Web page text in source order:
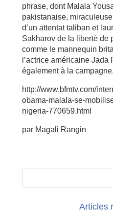
phrase, dont Malala
pakistanaise,
d’un attentat taliban et
Sakharov de la liberté de
comme le mannequin
l’actrice américaine
également à la campagne.
http://www.bfmtv.com/
obama-malala-se-
nigeria-770659.html
par Magali Rangin
Articles